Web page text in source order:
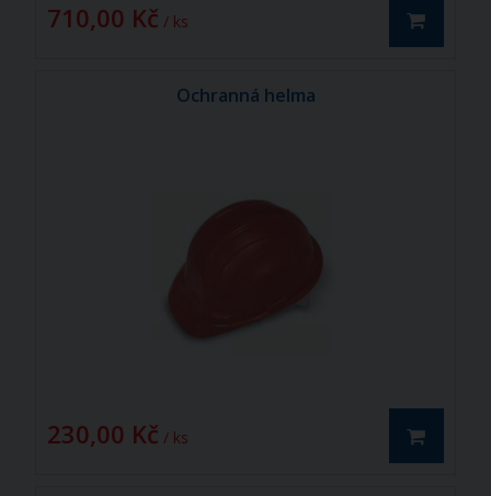
710,00 Kč / ks
Ochranná helma
230,00 Kč / ks